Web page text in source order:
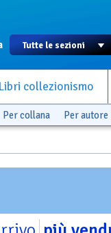
Libri collezionismo
Per collana Per autore